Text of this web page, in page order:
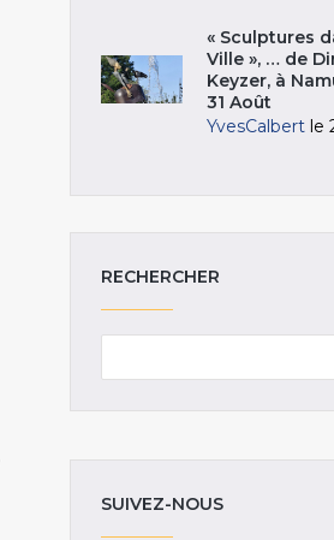
« Sculptures
Ville », … de
Keyzer, à
31 Août
YvesCalbert le
RECHERCHER
SUIVEZ-NOUS